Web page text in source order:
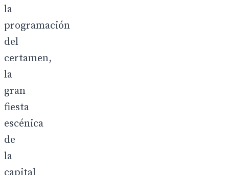
la
programación
del
certamen,
la
gran
fiesta
escénica
de
la